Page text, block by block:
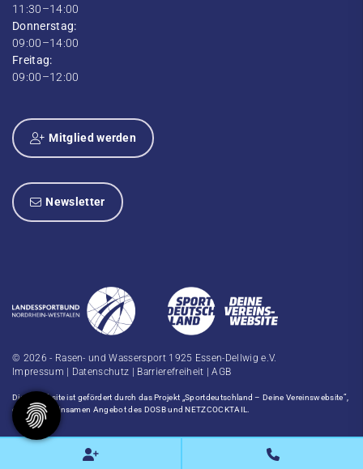
11:30–14:00
Donnerstag:
09:00–14:00
Freitag:
09:00–12:00
Mitglied werden
Newsletter
© 2026 - Rasen- und Wassersport 1925 Essen-Dellwig e.V.
Impressum | Datenschutz | Barrierefreiheit |AGB
Diese Website ist gefördert durch das Projekt „Sportdeutschland – Deine Vereinswebsite”,
einem gemeinsamen Angebot des DOSB und NETZCOCKTAIL.